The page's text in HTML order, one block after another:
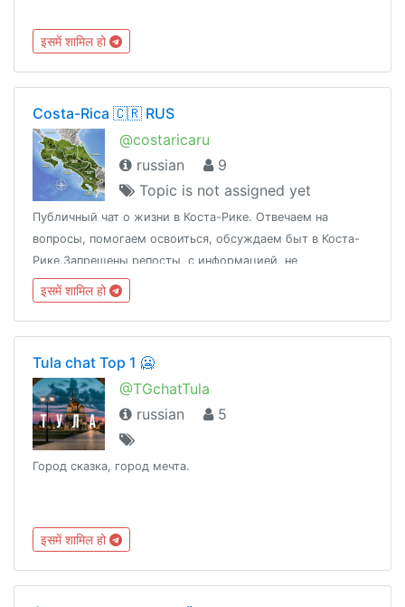
इसमें शामिल हो
Costa-Rica 🇨🇷 RUS
@costaricaru
russian
9
Topic is not assigned yet
Публичный чат о жизни в Коста-Рике. Отвечаем на
вопросы, помогаем освоиться, обсуждаем быт в Коста-
Рике.Запрещены репосты, с информацией, не
относящийся к теме чата (мешает участникам чата найти
полезную информацию)
इसमें शामिल हो
Tula chat Top 1 🥶
@TGchatTula
russian
5
Город сказка, город мечта.
इसमें शामिल हो